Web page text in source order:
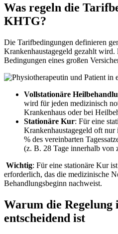
Was regeln die
KHTG?
Die Tarifbedingungen definieren
Krankenhaustagegeld gezahlt wird.
Bedingungen eines großen
Vollstationäre
wird für jeden medizinisch
Krankenhaus oder bei
Stationäre Kur: Für eine
Krankenhaustagegeld oft
% des vereinbarten
(z. B. 28 Tage innerhalb von
Wichtig: Für eine stationäre Kur
erforderlich, das die medizinische
Behandlungsbeginn nachweist.
Warum die Regelung
entscheidend ist